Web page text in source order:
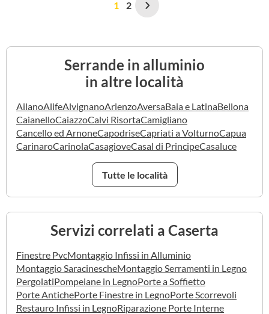
1 2
Serrande in alluminio
in altre località
AilanoAlifeAlvignanoArienzoAversaBaia e LatinaBellona
CaianelloCaiazzoCalvi RisortaCamigliano
Cancello ed ArnoneCapodriseCapriati a VolturnoCapua
CarinaroCarinolaCasagioveCasal di PrincipeCasaluce
Tutte le località
Servizi correlati a Caserta
Finestre PvcMontaggio Infissi in Alluminio
Montaggio SaracinescheMontaggio Serramenti in Legno
PergolatiPompeiane in LegnoPorte a Soffietto
Porte AntichePorte Finestre in LegnoPorte Scorrevoli
Restauro Infissi in LegnoRiparazione Porte Interne